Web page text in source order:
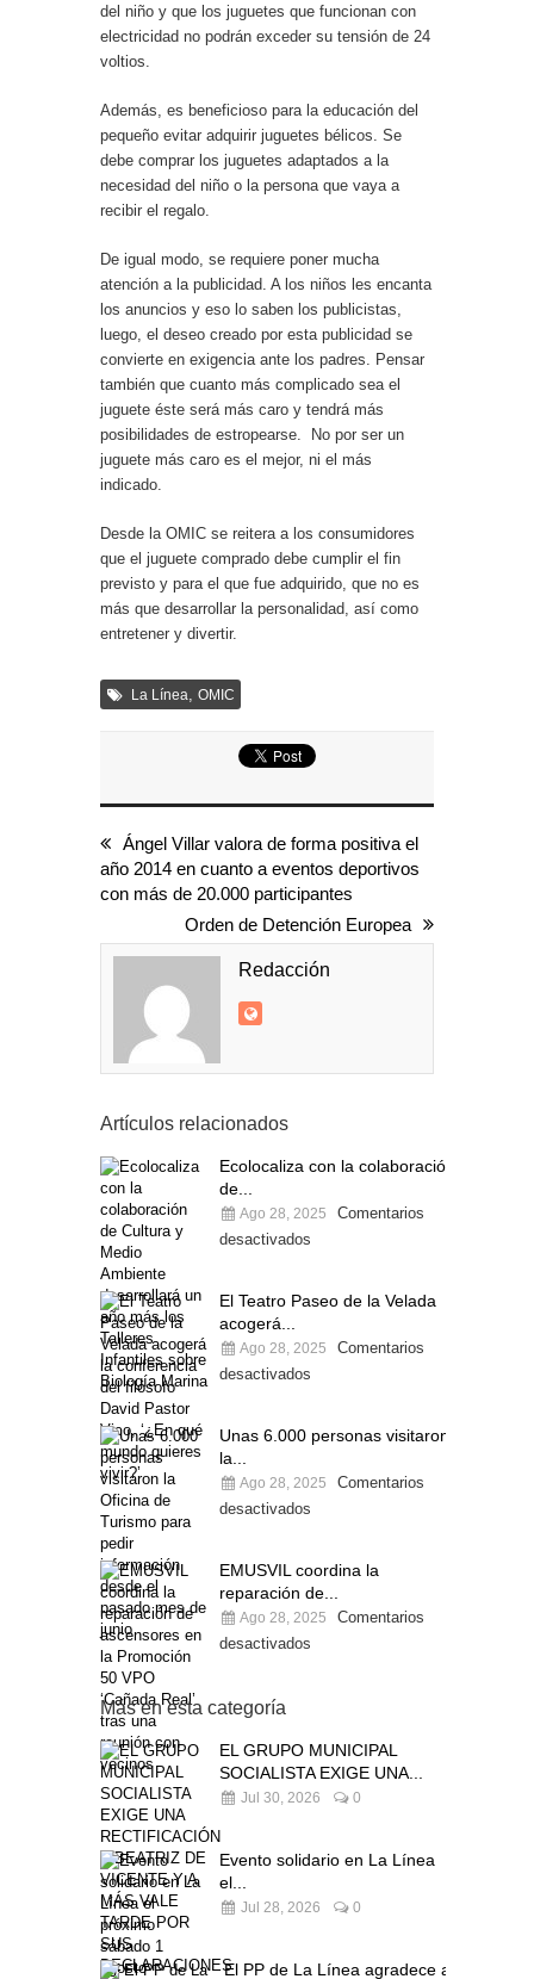
del niño y que los juguetes que funcionan con
electricidad no podrán exceder su tensión de 24
voltios.
Además, es beneficioso para la educación del
pequeño evitar adquirir juguetes bélicos. Se
debe comprar los juguetes adaptados a la
necesidad del niño o la persona que vaya a
recibir el regalo.
De igual modo, se requiere poner mucha
atención a la publicidad. A los niños les encanta
los anuncios y eso lo saben los publicistas,
luego, el deseo creado por esta publicidad se
convierte en exigencia ante los padres. Pensar
también que cuanto más complicado sea el
juguete éste será más caro y tendrá más
posibilidades de estropearse. No por ser un
juguete más caro es el mejor, ni el más
indicado.
Desde la OMIC se reitera a los consumidores
que el juguete comprado debe cumplir el fin
previsto y para el que fue adquirido, que no es
más que desarrollar la personalidad, así como
entretener y divertir.
La Línea, OMIC
Ángel Villar valora de forma positiva el
año 2014 en cuanto a eventos deportivos
con más de 20.000 participantes
Orden de Detención Europea
Redacción
Artículos relacionados
Ecolocaliza con la colaboración
de...
Ago 28, 2025
Comentarios
desactivados
El Teatro Paseo de la Velada
acogerá...
Ago 28, 2025
Comentarios
desactivados
Unas 6.000 personas visitaron
la...
Ago 28, 2025
Comentarios
desactivados
EMUSVIL coordina la
reparación de...
Ago 28, 2025
Comentarios
desactivados
Más en esta categoría
EL GRUPO MUNICIPAL
SOCIALISTA EXIGE UNA...
Jul 30, 2026 0
Evento solidario en La Línea
el...
Jul 28, 2026 0
El PP de La Línea agradece a